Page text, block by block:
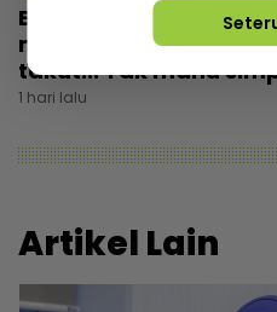
Budak 46 kongsi
mata, dulu tolak
takut... Tak mahu
1 hari lalu
Artikel Lain